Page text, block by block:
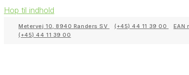
Hop til indhold
Metervej 10, 8940 Randers SV (+45) 44 11 39 00
EAN
(+45) 44 11 39 00